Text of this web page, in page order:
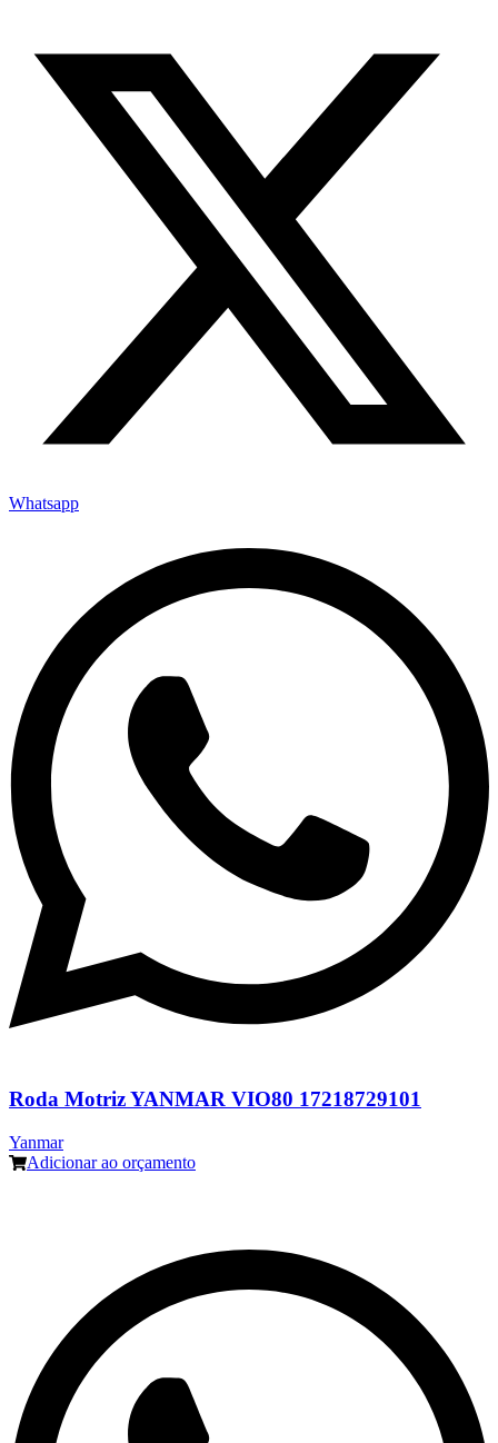
Whatsapp
Roda Motriz YANMAR VIO80 17218729101
Yanmar
Adicionar ao orçamento